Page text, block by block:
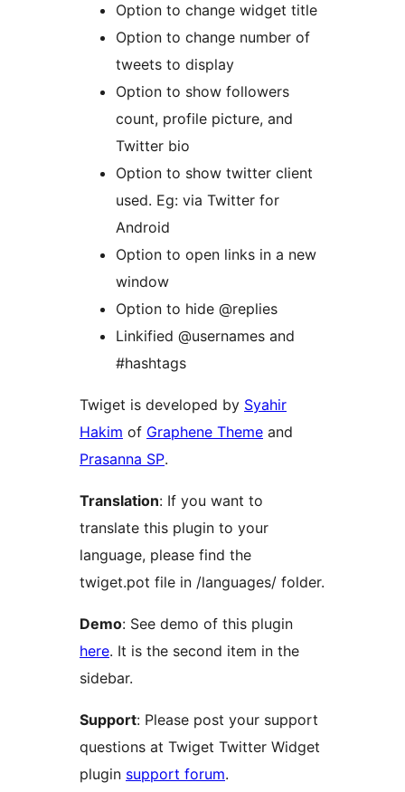
Option to change widget title
Option to change number of
tweets to display
Option to show followers
count, profile picture, and
Twitter bio
Option to show twitter client
used. Eg: via Twitter for
Android
Option to open links in a new
window
Option to hide @replies
Linkified @usernames and
#hashtags
Twiget is developed by Syahir
Hakim of Graphene Theme and
Prasanna SP.
Translation: If you want to
translate this plugin to your
language, please find the
twiget.pot file in /languages/ folder.
Demo: See demo of this plugin
here. It is the second item in the
sidebar.
Support: Please post your support
questions at Twiget Twitter Widget
plugin support forum.